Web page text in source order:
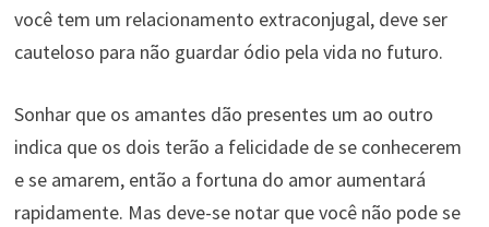
você tem um relacionamento extraconjugal, deve ser
cauteloso para não guardar ódio pela vida no futuro.
Sonhar que os amantes dão presentes um ao outro
indica que os dois terão a felicidade de se conhecerem
e se amarem, então a fortuna do amor aumentará
rapidamente. Mas deve-se notar que você não pode se